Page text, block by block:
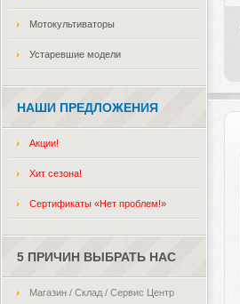
Мотокультиваторы
Устаревшие модели
НАШИ ПРЕДЛОЖЕНИЯ
Акции!
Хит сезона!
Сертификаты «Нет проблем!»
5 ПРИЧИН ВЫБРАТЬ НАС
Магазин / Склад / Сервис Центр